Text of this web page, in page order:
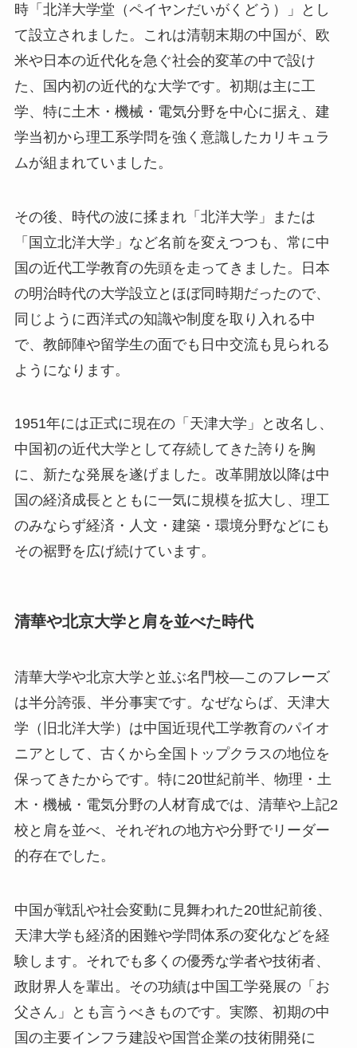
時「北洋大学堂（ペイヤンだいがくどう）」とし
て設立されました。これは清朝末期の中国が、欧
米や日本の近代化を急ぐ社会的変革の中で設け
た、国内初の近代的な大学です。初期は主に工
学、特に土木・機械・電気分野を中心に据え、建
学当初から理工系学問を強く意識したカリキュラ
ムが組まれていました。
その後、時代の波に揉まれ「北洋大学」または
「国立北洋大学」など名前を変えつつも、常に中
国の近代工学教育の先頭を走ってきました。日本
の明治時代の大学設立とほぼ同時期だったので、
同じように西洋式の知識や制度を取り入れる中
で、教師陣や留学生の面でも日中交流も見られる
ようになります。
1951年には正式に現在の「天津大学」と改名し、
中国初の近代大学として存続してきた誇りを胸
に、新たな発展を遂げました。改革開放以降は中
国の経済成長とともに一気に規模を拡大し、理工
のみならず経済・人文・建築・環境分野などにも
その裾野を広げ続けています。
清華や北京大学と肩を並べた時代
清華大学や北京大学と並ぶ名門校―このフレーズ
は半分誇張、半分事実です。なぜならば、天津大
学（旧北洋大学）は中国近現代工学教育のパイオ
ニアとして、古くから全国トップクラスの地位を
保ってきたからです。特に20世紀前半、物理・土
木・機械・電気分野の人材育成では、清華や上記2
校と肩を並べ、それぞれの地方や分野でリーダー
的存在でした。
中国が戦乱や社会変動に見舞われた20世紀前後、
天津大学も経済的困難や学問体系の変化などを経
験します。それでも多くの優秀な学者や技術者、
政財界人を輩出。その功績は中国工学発展の「お
父さん」とも言うべきものです。実際、初期の中
国の主要インフラ建設や国営企業の技術開発に